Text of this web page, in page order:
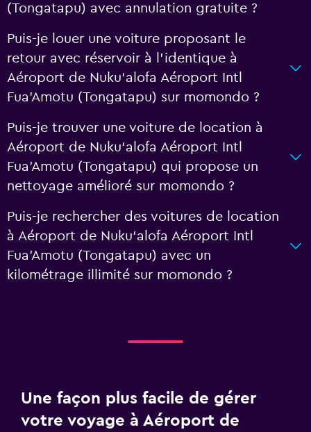
(Tongatapu) avec annulation gratuite ?
Puis-je louer une voiture proposant le
retour avec réservoir à l’identique à
Aéroport de Nuku‘alofa Aéroport Intl
Fua'Amotu (Tongatapu) sur momondo ?
Puis-je trouver une voiture de location à
Aéroport de Nuku‘alofa Aéroport Intl
Fua'Amotu (Tongatapu) qui propose un
nettoyage amélioré sur momondo ?
Puis-je rechercher des voitures de location
à Aéroport de Nuku‘alofa Aéroport Intl
Fua'Amotu (Tongatapu) avec un
kilométrage illimité sur momondo ?
Une façon plus facile de gérer
votre voyage à Aéroport de